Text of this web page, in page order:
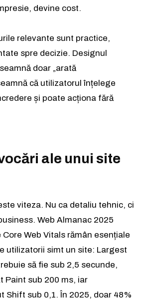
devine cost.
relevante sunt practice,
spre decizie. Designul
doar „arată
că utilizatorul înțelege
și poate acționa fără
ale unui site
viteza. Nu ca detaliu tehnic, ci
Web Almanac 2025
Web Vitals rămân esențiale
utilizatorii simt un site: Largest
să fie sub 2,5 secunde,
Paint sub 200 ms, iar
Shift sub 0,1. În 2025, doar 48%